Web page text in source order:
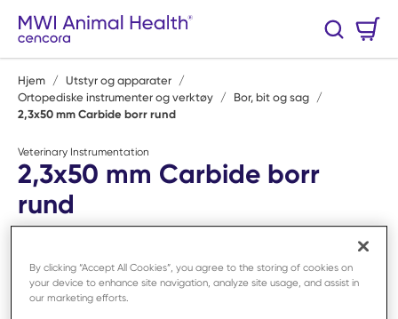
Hopp til hovedinnhold
Søk
Hjem / Utstyr og apparater /
Ortopediske instrumenter og verktøy / Bor, bit og sag /
2,3x50 mm Carbide borr rund
Veterinary Instrumentation
2,3x50 mm Carbide borr
rund
By clicking “Accept All Cookies”, you agree to the storing of cookies on
your device to enhance site navigation, analyze site usage, and assist in
our marketing efforts.